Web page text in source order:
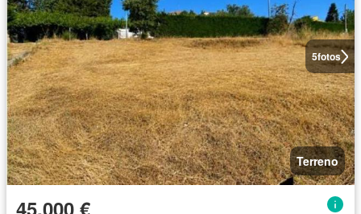
5fotos
Terreno
45.000 €